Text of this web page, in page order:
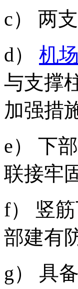
c） 两
d） 机
与支撑
加强措
e） 下
联接牢
f） 竖
部建有
g） 具